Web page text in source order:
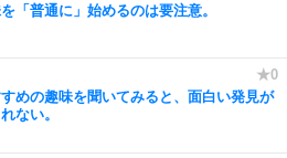
「普通に」始めるのは要注意。
めの趣味を聞いてみると、面白い発見が
ない。